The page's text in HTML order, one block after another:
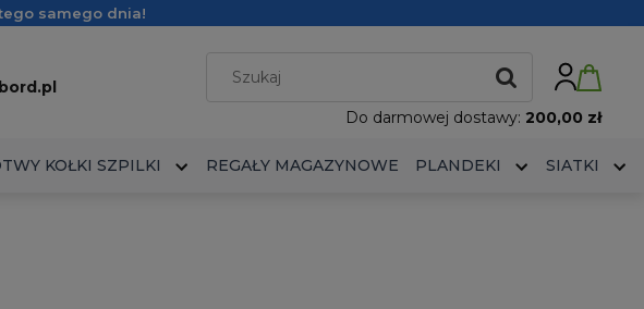
samego dnia!
Do darmowej dostawy: 200,00 zł
KOŁKI SZPILKI REGAŁY MAGAZYNOWE PLANDEKI SIATKI